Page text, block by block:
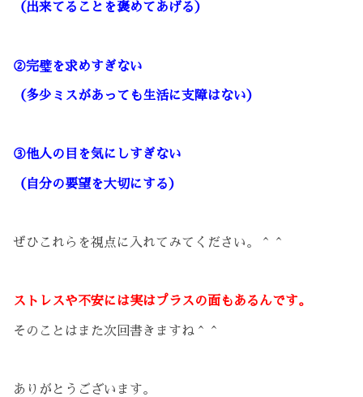
（出来てることを褒めてあげる）
②完璧を求めすぎない
（多少ミスがあっても生活に支障はない）
③他人の目を気にしすぎない
（自分の要望を大切にする）
ぜひこれらを視点に入れてみてください。＾＾
ストレスや不安には実はプラスの面もあるんです。
そのことはまた次回書きますね＾＾
ありがとうございます。